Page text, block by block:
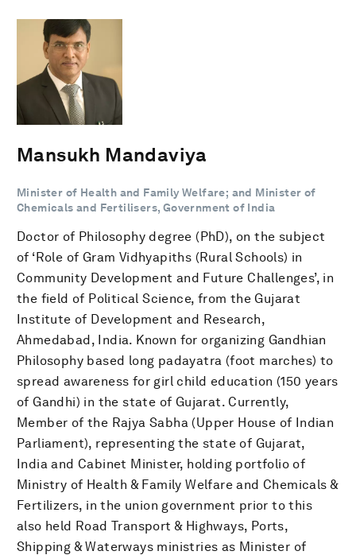
Mansukh Mandaviya
Minister of Health and Family Welfare; and Minister of
Chemicals and Fertilisers, Government of India
Doctor of Philosophy degree (PhD), on the subject
of ‘Role of Gram Vidhyapiths (Rural Schools) in
Community Development and Future Challenges’, in
the field of Political Science, from the Gujarat
Institute of Development and Research,
Ahmedabad, India. Known for organizing Gandhian
Philosophy based long padayatra (foot marches) to
spread awareness for girl child education (150 years
of Gandhi) in the state of Gujarat. Currently,
Member of the Rajya Sabha (Upper House of Indian
Parliament), representing the state of Gujarat,
India and Cabinet Minister, holding portfolio of
Ministry of Health & Family Welfare and Chemicals &
Fertilizers, in the union government prior to this
also held Road Transport & Highways, Ports,
Shipping & Waterways ministries as Minister of